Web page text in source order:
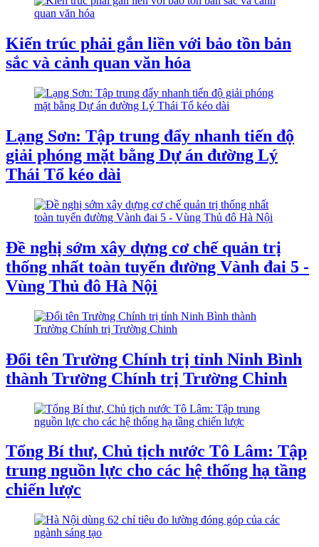
Kiến trúc phải gắn liền với bảo tồn bản
sắc và cảnh quan văn hóa
Lạng Sơn: Tập trung đẩy nhanh tiến độ
giải phóng mặt bằng Dự án đường Lý
Thái Tổ kéo dài
Đề nghị sớm xây dựng cơ chế quản trị
thống nhất toàn tuyến đường Vành đai 5 -
Vùng Thủ đô Hà Nội
Đổi tên Trường Chính trị tỉnh Ninh Bình
thành Trường Chính trị Trường Chinh
Tổng Bí thư, Chủ tịch nước Tô Lâm: Tập
trung nguồn lực cho các hệ thống hạ tầng
chiến lược